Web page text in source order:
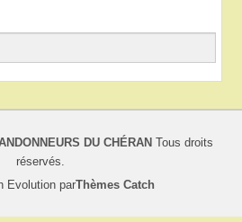
DU CHÉRAN Tous droits
réservés.
Evolution parThèmes Catch